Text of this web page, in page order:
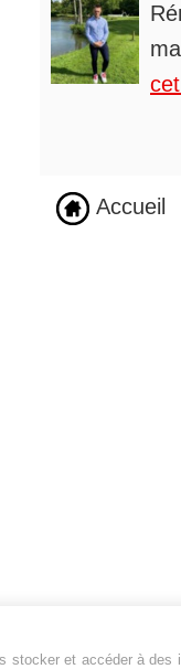
Accueil
stocker et accéder à des